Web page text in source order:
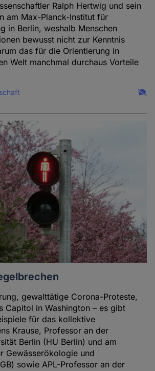
Ralph Hertwig und sein
am Max-Planck-Institut für
in Berlin, weshalb Menschen
bewusst nicht zur Kenntnis
das für die Orientierung in
Welt manchmal durchaus Vorteile
gewalttätige Corona-Proteste,
Capitol in Washington – es gibt
für das kollektive
Krause, Professor an der
Berlin (HU Berlin) und am
Gewässerökologie und
sowie APL-Professor an der